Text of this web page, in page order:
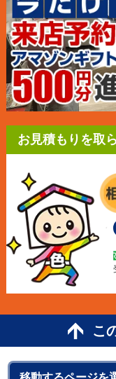
お見積もりを取
こ